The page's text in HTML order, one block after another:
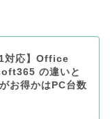
対応】Office
の違いと
お得かはPC台数